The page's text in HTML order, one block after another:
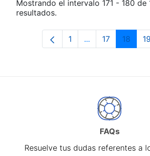
Mostrando el intervalo 171 - 180 de
resultados.
Página
1 ...PáginasPágina
17 Página
18 19
FAQs
Resuelve tus dudas referentes a